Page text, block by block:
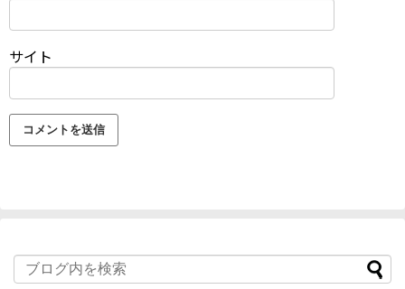
サイト